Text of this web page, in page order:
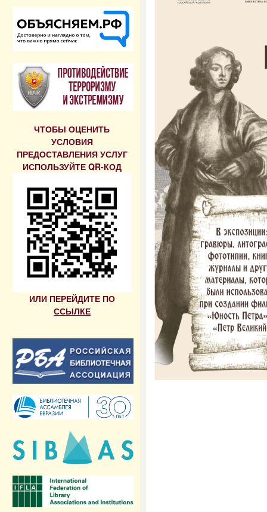
ЧТОБЫ ОЦЕНИТЬ
УСЛОВИЯ
ПРЕДОСТАВЛЕНИЯ УСЛУГ
ИСПОЛЬЗУЙТЕ QR-КОД
ИЛИ ПЕРЕЙДИТЕ ПО
ССЫЛКЕ